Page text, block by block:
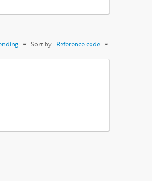
Sort by: Reference code